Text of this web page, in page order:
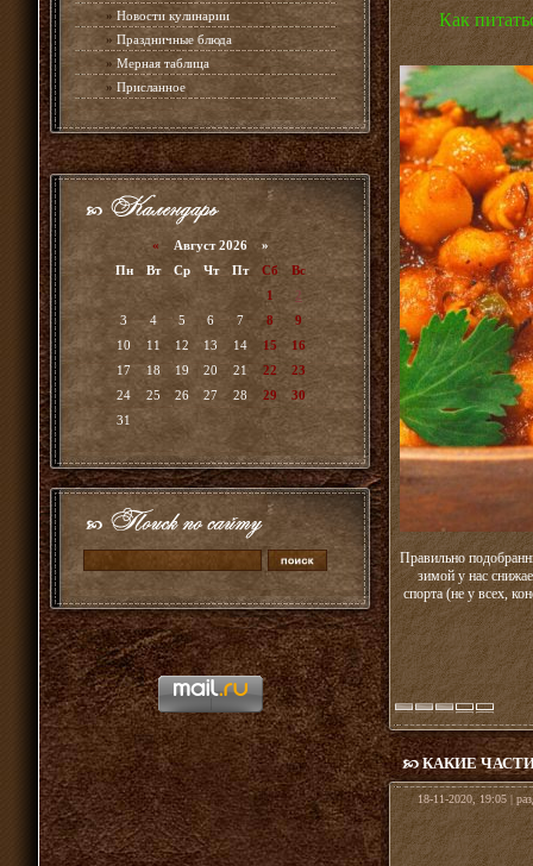
» Новости кулинарии
» Праздничные блюда
» Мерная таблица
» Присланное
« Август 2026 »
Пн
Вт Ср Чт Пт Сб
Вс
1
2
3
4 5 6 7 8
9
10
11 12 13 14 15
16
17
18 19 20 21 22
23
24
25 26 27 28 29
30
31
Как
Правильно
зимой у нас
спорта (не у всех,
КАКИЕ
18-11-2020, 19:05 |